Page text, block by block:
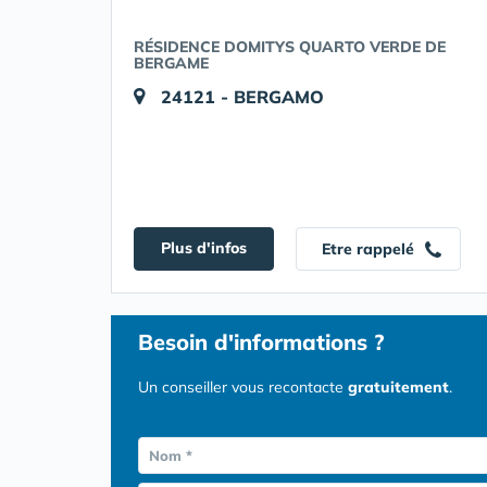
RÉSIDENCE DOMITYS QUARTO VERDE DE
BERGAME
24121 - BERGAMO
Plus d'infos Etre rappelé
Besoin d'informations ?
Un conseiller vous recontacte gratuitement.
Nom *